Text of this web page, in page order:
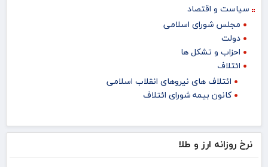
سیاست و اقتصاد
مجلس شورای اسلامی
دولت
احزاب و تشکل ها
ائتلاف
ائتلاف های نیروهای انقلاب اسلامی
کانون بیمه شورای ائتلاف
نرخ روزانه ارز و طلا